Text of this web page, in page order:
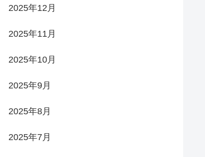
2025年12月
2025年11月
2025年10月
2025年9月
2025年8月
2025年7月